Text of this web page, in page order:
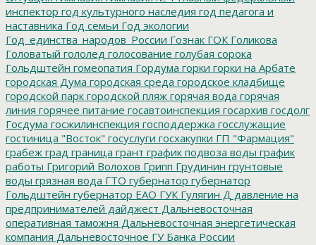
инспектор год культурного наследия год педагога и
наставника Год семьи Год экологии
Год_единства_народов_России Гознак ГОК Голикова
Головатый гололед голосование голубая сорока
Гольдштейн гомеопатия Гордума горки горки на Арбате
городская Дума городская среда городское кладбище
городской парк городской пляж горячая вода горячая
линия горячее питание госавтоинспекция госархив госдолг
Госдума госжилинспекция господдержка госслужащие
гостиница "Восток" госуслуги госхакупки ГП "Фармация"
грабеж град граница грант график подвоза воды график
работы Григорий Волохов Грипп Грудинин грунтовые
воды грязная вода ГТО губернатор губернатор
Гольдштейн губернатор ЕАО ГУК Гулягин Д давление на
предпринимателей дайджест Дальневосточная
оперативная таможня Дальневосточная энергетическая
компания Дальневосточное ГУ Банка России